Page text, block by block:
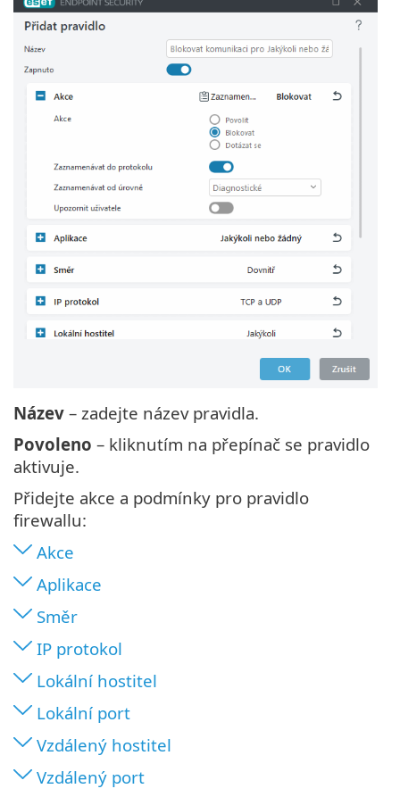
Název – zadejte název pravidla.
Povoleno – kliknutím na přepínač se pravidlo
aktivuje.
Přidejte akce a podmínky pro pravidlo
firewallu:
Akce
Aplikace
Směr
IP protokol
Lokální hostitel
Lokální port
Vzdálený hostitel
Vzdálený port